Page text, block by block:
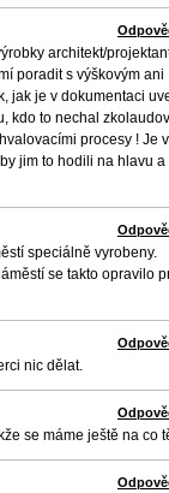
architekt/
poradit s výškovým ani
jak je v dokumentaci
kdo to nechal
procesy ! Je
jim to hodili na hlavu a
speciálně vyrobeny.
se takto opravilo
nic dělat.
se máme ještě na co